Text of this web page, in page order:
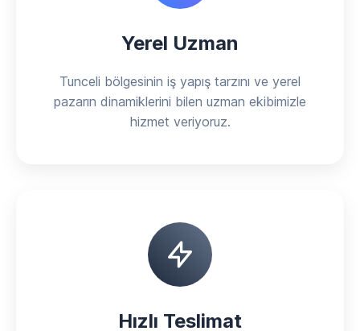
Yerel Uzman
Tunceli bölgesinin iş yapış tarzını ve yerel
pazarın dinamiklerini bilen uzman ekibimizle
hizmet veriyoruz.
Hızlı Teslimat